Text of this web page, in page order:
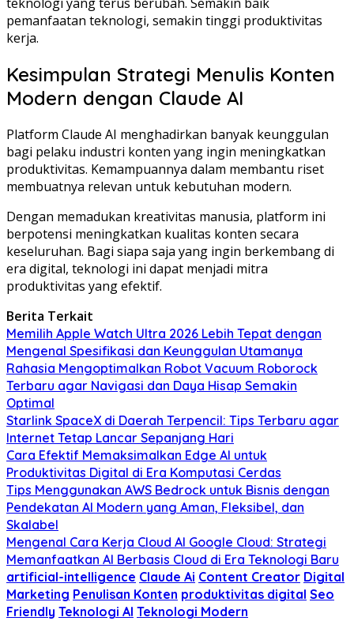
pemanfaatan teknologi, semakin tinggi produktivitas
kerja.
Kesimpulan Strategi Menulis Konten
Modern dengan Claude AI
Platform Claude AI menghadirkan banyak keunggulan
bagi pelaku industri konten yang ingin meningkatkan
produktivitas. Kemampuannya dalam membantu riset
membuatnya relevan untuk kebutuhan modern.
Dengan memadukan kreativitas manusia, platform ini
berpotensi meningkatkan kualitas konten secara
keseluruhan. Bagi siapa saja yang ingin berkembang di
era digital, teknologi ini dapat menjadi mitra
produktivitas yang efektif.
Berita Terkait
Memilih Apple Watch Ultra 2026 Lebih Tepat dengan
Mengenal Spesifikasi dan Keunggulan Utamanya
Rahasia Mengoptimalkan Robot Vacuum Roborock
Terbaru agar Navigasi dan Daya Hisap Semakin
Optimal
Starlink SpaceX di Daerah Terpencil: Tips Terbaru agar
Internet Tetap Lancar Sepanjang Hari
Cara Efektif Memaksimalkan Edge AI untuk
Produktivitas Digital di Era Komputasi Cerdas
Tips Menggunakan AWS Bedrock untuk Bisnis dengan
Pendekatan AI Modern yang Aman, Fleksibel, dan
Skalabel
Mengenal Cara Kerja Cloud AI Google Cloud: Strategi
Memanfaatkan AI Berbasis Cloud di Era Teknologi Baru
artificial-intelligence Claude Ai Content Creator Digital
Marketing Penulisan Konten produktivitas digital Seo
Friendly Teknologi AI Teknologi Modern